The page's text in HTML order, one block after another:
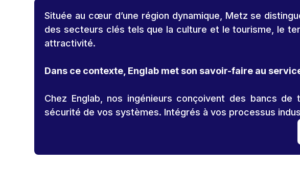
Située au cœur d’une région dynamique, Metz se
des secteurs clés tels que la culture et le tourisme, le
attractivité.
Dans ce contexte, Englab met son savoir-faire au
Chez Englab, nos ingénieurs conçoivent des bancs
sécurité de vos systèmes. Intégrés à vos processus